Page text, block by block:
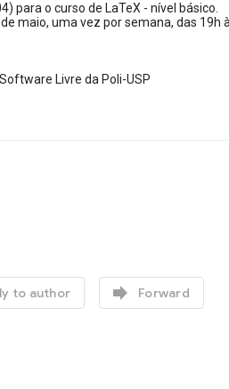
para o curso de LaTeX - nível básico.
maio, uma vez por semana, das 19h
Livre da Poli-USP
to author  Forward